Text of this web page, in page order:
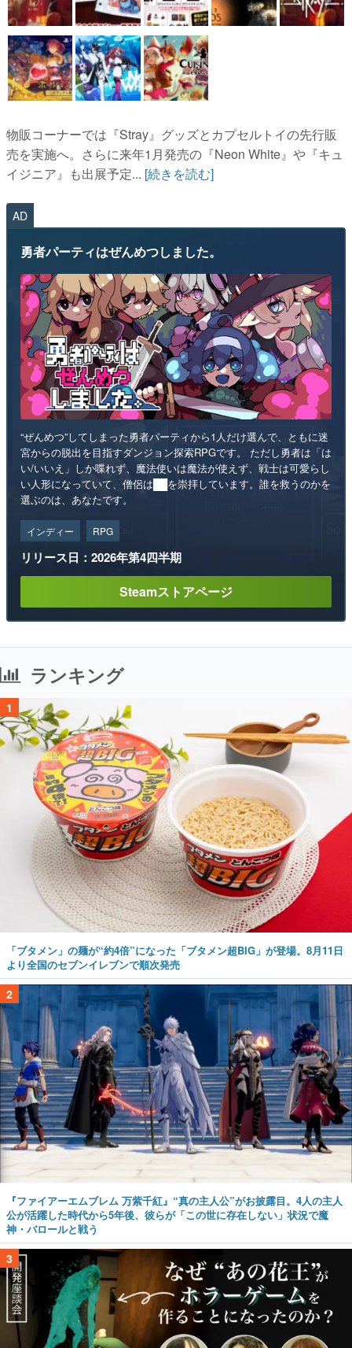
物販コーナーでは『Stray』グッズとカプセルトイの先行販
売を実施へ。さらに来年1月発売の『Neon White』や『キュ
イジニア』も出展予定... [続きを読む]
AD
勇者パーティはぜんめつしました。
“ぜんめつ”してしまった勇者パーティから1人だけ選んで、ともに迷
宮からの脱出を目指すダンジョン探索RPGです。 ただし勇者は「は
い/いいえ」しか喋れず、魔法使いは魔法が使えず、戦士は可愛らし
い人形になっていて、僧侶は██を崇拝しています。誰を救うのかを
選ぶのは、あなたです。
インディー RPG
リリース日：2026年第4四半期
Steamストアページ
ランキング
1
「ブタメン」の麺が“約4倍”になった「ブタメン超BIG」が登場。8月11日
より全国のセブンイレブンで順次発売
2
『ファイアーエムブレム 万紫千紅』“真の主人公”がお披露目。4人の主人
公が活躍した時代から5年後、彼らが「この世に存在しない」状況で魔
神・バロールと戦う
3